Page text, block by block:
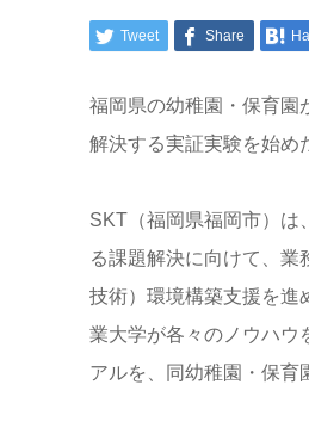
Tweet Share
福岡県の幼稚園・保育園
解決する実証実験を始め
SKT（福岡県福岡市）は
る課題解決に向けて、
技術）環境構築支援を進
業大学が各々のノウハウ
アルを、同幼稚園・保育